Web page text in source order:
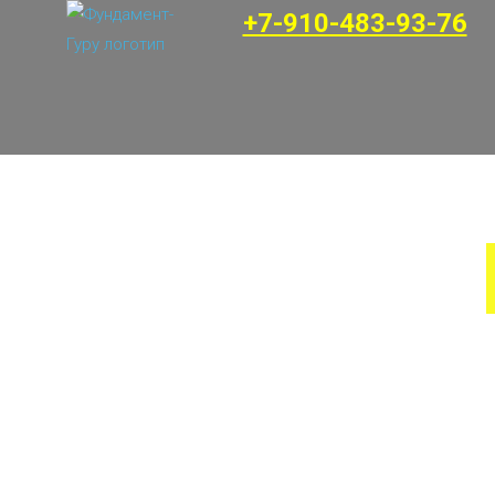
+7-910-483-93-76